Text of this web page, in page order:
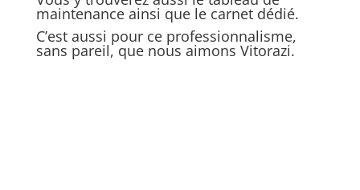
maintenance ainsi que le carnet dédié.
C’est aussi pour ce professionnalisme,
sans pareil, que nous aimons Vitorazi.